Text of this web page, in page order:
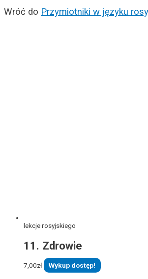
Wróć do Przymiotniki w języku
lekcje rosyjskiego
11. Zdrowie
7,00zł Wykup dostęp!